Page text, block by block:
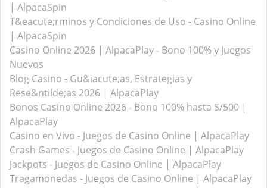
| AlpacaSpin
T&eacute;rminos y Condiciones de Uso - Casino Online
| AlpacaSpin
Casino Online 2026 | AlpacaPlay - Bono 100% y Juegos
Nuevos
Blog Casino - Gu&iacute;as, Estrategias y
Rese&ntilde;as 2026 | AlpacaPlay
Bonos Casino Online 2026 - Bono 100% hasta S/500 |
AlpacaPlay
Casino en Vivo - Juegos de Casino Online | AlpacaPlay
Crash Games - Juegos de Casino Online | AlpacaPlay
Jackpots - Juegos de Casino Online | AlpacaPlay
Tragamonedas - Juegos de Casino Online | AlpacaPlay